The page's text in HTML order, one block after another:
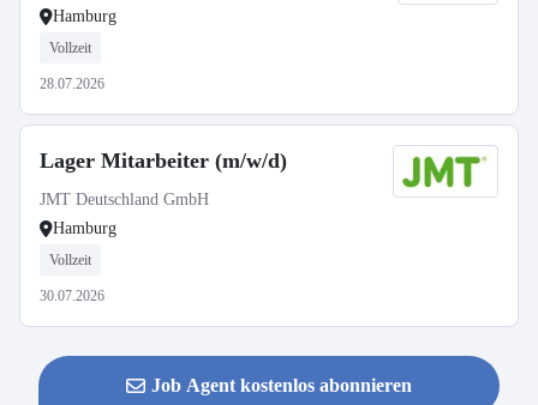
Hamburg
Vollzeit
28.07.2026
Lager Mitarbeiter (m/w/d)
JMT Deutschland GmbH
Hamburg
Vollzeit
30.07.2026
Job Agent kostenlos abonnieren